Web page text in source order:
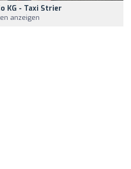
KG - Taxi Strier
anzeigen